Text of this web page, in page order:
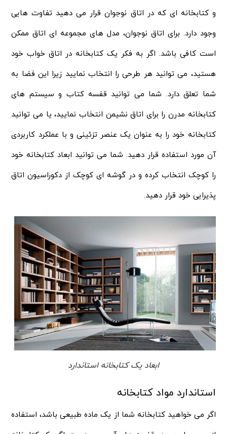
و کتابخانه ای که در اتاق نوجوان قرار می دهید تفاوت هایی
وجود دارد. برای اتاق نوجوان، مدل های مجموعه ای اتاق ممکن
است کافی باشد. اگر به فکر یک کتابخانه در اتاق خواب خود
هستید، می توانید هر طرحی را انتخاب نمایید زیرا این فضا به
شما تعلق دارد. شما می توانید قفسه کتاب و سیستم های
کتابخانه مدرن را برای اتاق نشیمن انتخاب نمایید، یا می توانید
کتابخانه خود را به عنوان یک عنصر تزئینی و با عملکرد کاربردی
آن مورد استفاده قرار دهید. شما می توانید ابعاد کتابخانه خود
را کوچک انتخاب کرده و در گوشه ای کوچک از دکوراسیون اتاق
پذیرایی خود قرار دهید.
ابعاد یک کتابخانه استاندارد
استاندارد مواد کتابخانه
اگر می خواهید کتابخانه شما از یک ماده طبیعی باشد، استفاده